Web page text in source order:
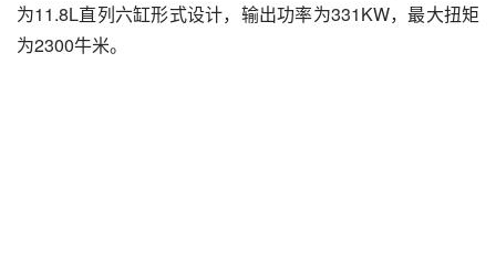
为11.8L直列六缸形式设计，输出功率为331KW，最大扭矩
为2300牛米。